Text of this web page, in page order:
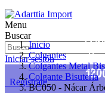
Menu
Buscar
Iniciar sesión
Regístrate
Inicio
Colgantes
Colgantes Metal
Colgante Bisuteria
BC050 - Nácar